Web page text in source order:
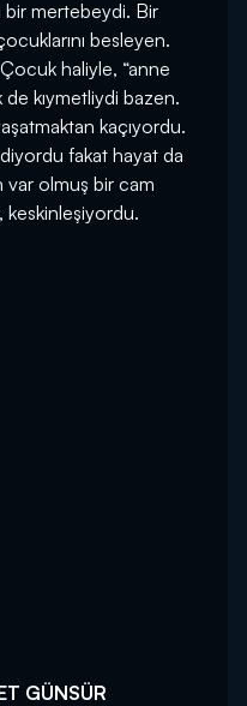
mertebeydi. Bir
besleyen.
Çocuk haliyle, “anne
kıymetliydi bazen.
kaçıyordu.
fakat hayat da
var olmuş bir cam
keskinleşiyordu.
GÜNSÜR